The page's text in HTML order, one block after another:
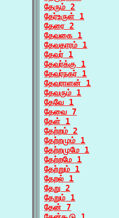
தேரும் 2
தேர்உருள் 1
தேரை 2
தேவகை 1
தேவதாரம் 1
தேவர் 1
தேவர்க்கு 1
தேவர்நகர் 1
தேவராளன் 1
தேவரும் 1
தேவே 1
தேவை 7
தேள் 1
தேற்றம் 2
தேற்றமும் 1
தேற்றமுமே 1
தேற்றமே 1
தேற்றும் 1
தேறல் 1
தேறு 2
தேறும் 1
தேன் 7